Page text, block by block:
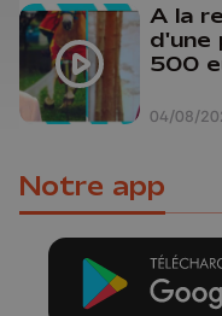
04/08/
A la
d'une
500
Notre app